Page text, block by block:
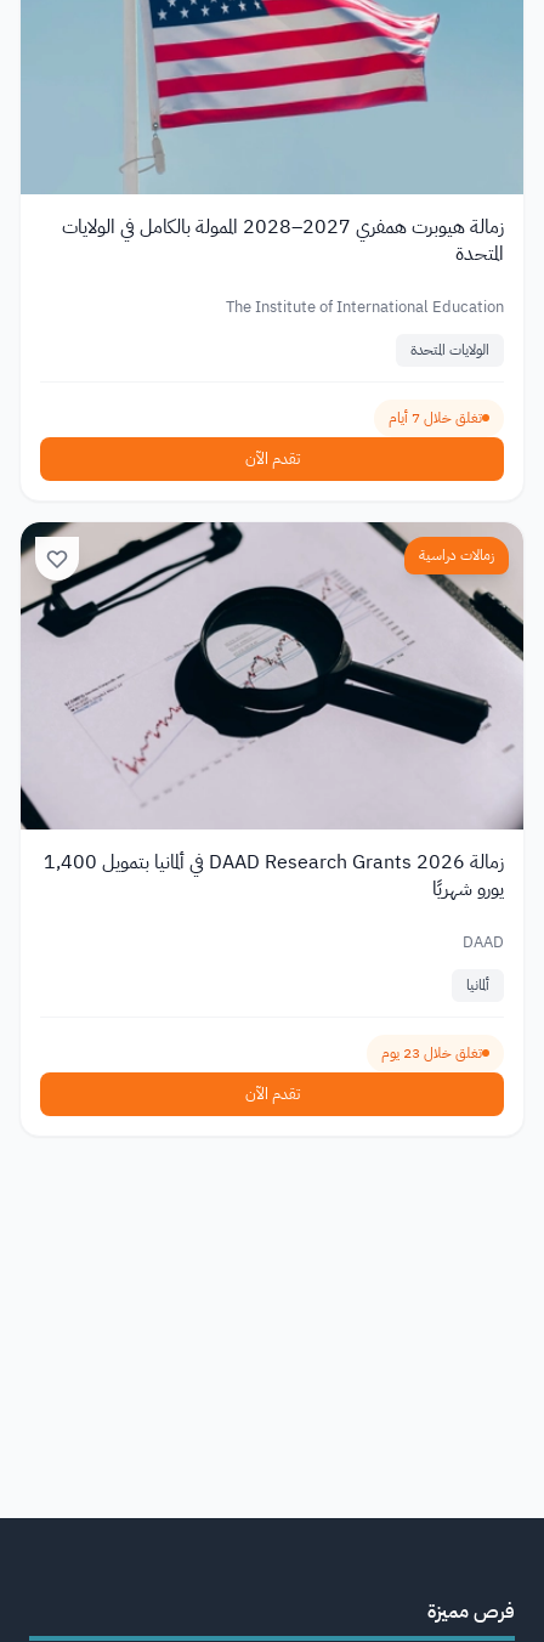
زمالة هيوبرت همفري 2027–2028 الممولة بالكامل في الولايات
المتحدة
The Institute of International Education
الولايات المتحدة
تغلق خلال 7 أيام
تقدم الآن
زمالات دراسية
زمالة DAAD Research Grants 2026 في ألمانيا بتمويل 1,400
يورو شهريًا
DAAD
ألمانيا
تغلق خلال 23 يوم
تقدم الآن
فرص مميزة